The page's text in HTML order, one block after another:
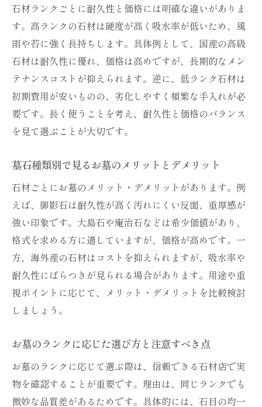
石材ランクごとに耐久性と価格には明確な違いがありま
す。高ランクの石材は硬度が高く吸水率が低いため、風
雨や苔に強く長持ちします。具体例として、国産の高級
石材は耐久性に優れ、価格は高めですが、長期的なメン
テナンスコストが抑えられます。逆に、低ランク石材は
初期費用が安いものの、劣化しやすく頻繁な手入れが必
要です。長く使うことを考え、耐久性と価格のバランス
を見て選ぶことが大切です。
墓石種類別で見るお墓のメリットとデメリット
石材ごとにお墓のメリット・デメリットがあります。例
えば、御影石は耐久性が高く汚れにくい反面、重厚感が
強い印象です。大島石や庵治石などは希少価値があり、
格式を求める方に適していますが、価格が高めです。一
方、海外産の石材はコストを抑えられますが、吸水率や
耐久性にばらつきが見られる場合があります。用途や重
視ポイントに応じて、メリット・デメリットを比較検討
しましょう。
お墓のランクに応じた選び方と注意すべき点
お墓のランクに応じて選ぶ際は、信頼できる石材店で実
物を確認することが重要です。理由は、同じランクでも
微妙な品質差があるためです。具体的には、石目の均一